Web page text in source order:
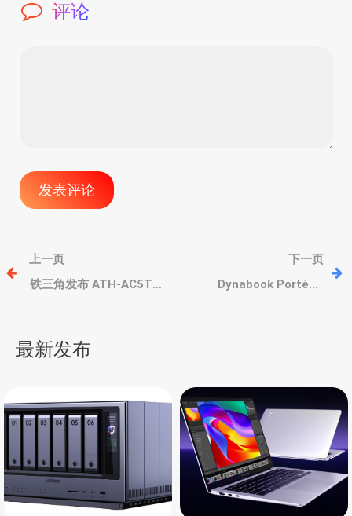
评论
文
章
航
上一页
铁三角发布 ATH-AC5TW
下一页
Dynabook Portégé
最新发布